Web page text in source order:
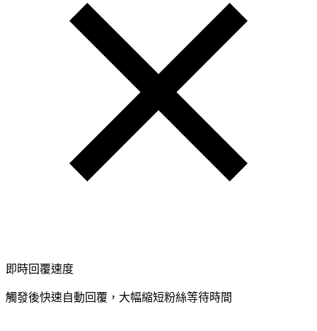
即時回覆速度
觸發後快速自動回覆，大幅縮短粉絲等待時間